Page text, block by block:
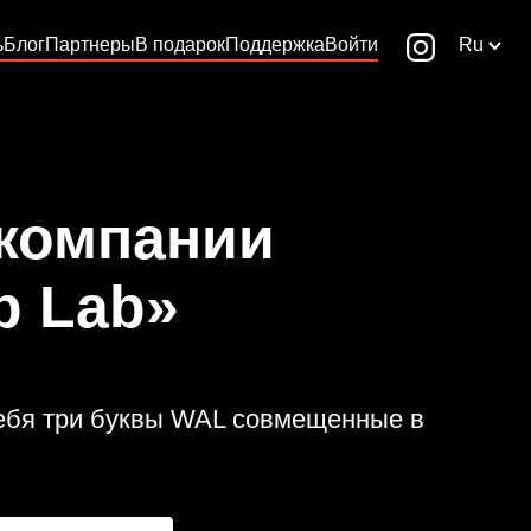
БлогПартнерыВ подарокПоддержкаВойти Ru
Lab»
три буквы WAL совмещенные в